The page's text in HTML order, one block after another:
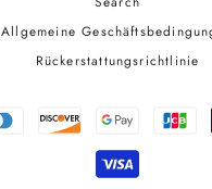
Allgemeine
Rückerstattungsrichtlinie